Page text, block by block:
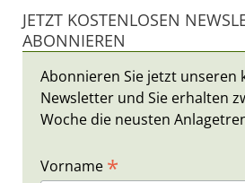
JETZT KOSTENLOSEN
ABONNIEREN
Abonnieren Sie jetzt unseren
Newsletter und Sie erhalten
Woche die neusten
Vorname *